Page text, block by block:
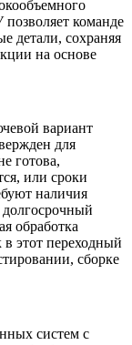
команде
детали, сохраняя
на основе
вариант
для
готова,
или сроки
наличия
долгосрочный
обработка
этот переходный
сборке
систем с